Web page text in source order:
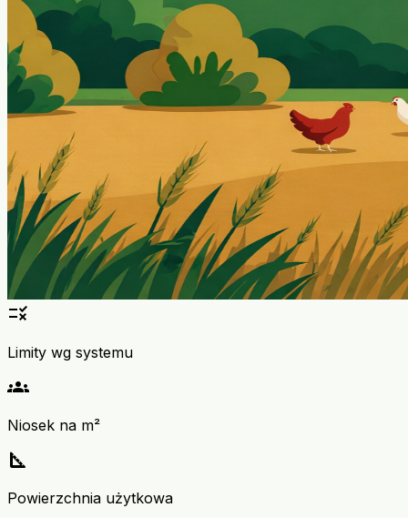
rule
Limity wg systemu
groups
Niosek na m²
square_foot
Powierzchnia użytkowa